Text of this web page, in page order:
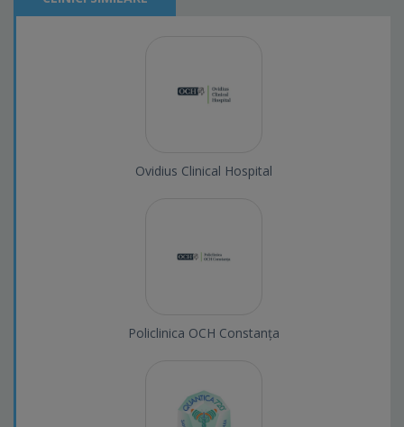
Ovidius Clinical Hospital
Policlinica OCH Constanța